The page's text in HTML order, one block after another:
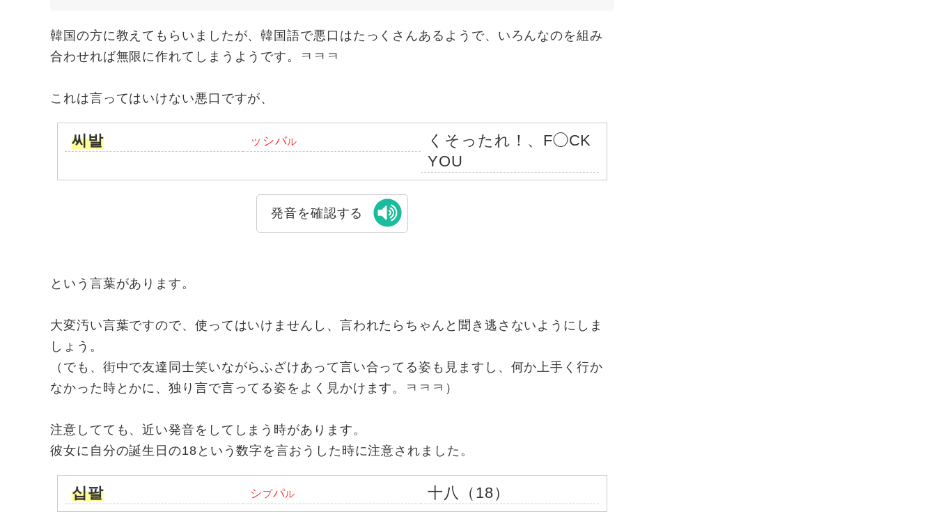
韓国の方に教えてもらいましたが、韓国語で悪口はたっくさんあるようで、いろんなのを組み
合わせれば無限に作れてしまうようです。ㅋㅋㅋ
これは言ってはいけない悪口ですが、
씨발 ッシバル
くそったれ！、F◯CK
YOU
発音を確認する
という言葉があります。
大変汚い言葉ですので、使ってはいけませんし、言われたらちゃんと聞き逃さないようにしま
しょう。
（でも、街中で友達同士笑いながらふざけあって言い合ってる姿も見ますし、何か上手く行か
なかった時とかに、独り言で言ってる姿をよく見かけます。ㅋㅋㅋ）
注意してても、近い発音をしてしまう時があります。
彼女に自分の誕生日の18という数字を言おうした時に注意されました。
십팔 シプパル 十八（18）